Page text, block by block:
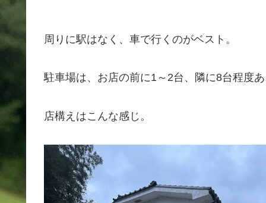
周りに駅はなく、車で行くのがベスト。
駐車場は、お店の前に1～2台、隣に8台程度
店構えはこんな感じ。